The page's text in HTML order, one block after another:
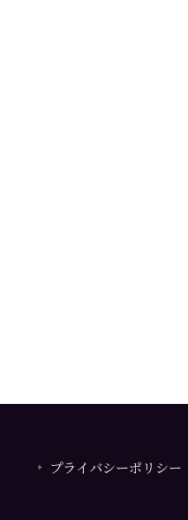
プライバシーポリシー